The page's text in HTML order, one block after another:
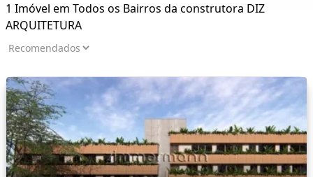
1 Imóvel em Todos os Bairros da construtora DIZ
ARQUITETURA